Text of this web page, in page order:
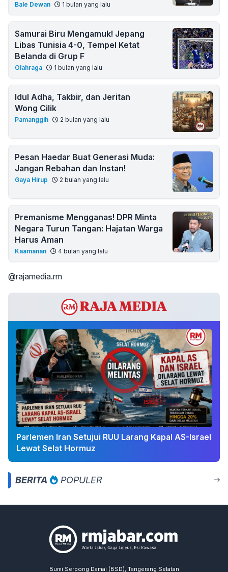
Bale Dewan 1 bulan yang lalu
Samurai Biru Mengamuk! Jepang
Libas Tunisia 4-0, Tempel Ketat
Belanda di Grup F
Olahraga 1 bulan yang lalu
Idul Adha, Takbir, dan Jeritan
Wong Cilik
Pamanggih 2 bulan yang lalu
Pesan Haedar Buat Generasi Muda:
Jangan Rebahan dan Instan!
Gaya Hirup 2 bulan yang lalu
Premanisme Mengganas! DPR Minta
Negara Turun Tangan: Hajatan Warga
Harus Aman
Kaamanan 4 bulan yang lalu
@rajamedia.rm
Parlemen Iran Setujui RUU Larang Kapal AS-Israel
Lewat Selat Hormuz
BERITA POPULER
Bumi Serpong Damai (BSD), Tangerang Selatan